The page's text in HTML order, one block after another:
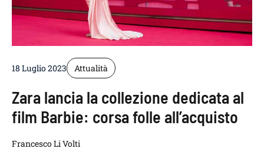
18 Luglio 2023 Attualità
Zara lancia la collezione dedicata al
film Barbie: corsa folle all’acquisto
Francesco Li Volti